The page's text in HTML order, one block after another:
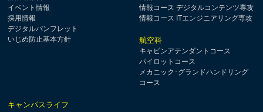
イベント情報
採用情報
デジタルパンフレット
いじめ防止基本方針
情報コース デジタルコンテンツ専攻
情報コース ITエンジニアリング専攻
航空科
キャビンアテンダントコース
パイロットコース
メカニック･グランドハンドリング
コース
キャンパスライフ